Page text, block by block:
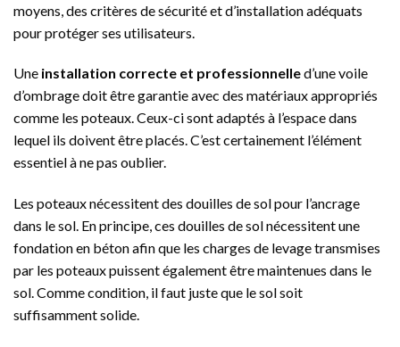
moyens, des critères de sécurité et d’installation adéquats
pour protéger ses utilisateurs.
Une installation correcte et professionnelled’une voile
d’ombrage doit être garantie avec des matériaux appropriés
comme les poteaux. Ceux-ci sont adaptés à l’espace dans
lequel ils doivent être placés. C’est certainement l’élément
essentiel à ne pas oublier.
Les poteaux nécessitent des douilles de sol pour l’ancrage
dans le sol. En principe, ces douilles de sol nécessitent une
fondation en béton afin que les charges de levage transmises
par les poteaux puissent également être maintenues dans le
sol. Comme condition, il faut juste que le sol soit
suffisamment solide.